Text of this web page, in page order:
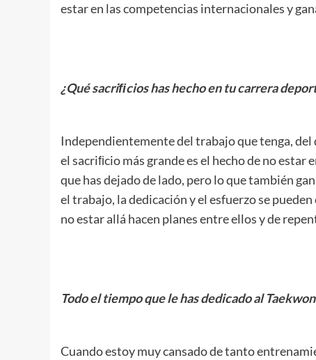
estar en las competencias internacionales y
¿Qué sacriﬁcios has hecho en tu carrera
Independientemente del trabajo que tenga, del
el sacriﬁcio más grande es el hecho de no
que has dejado de lado, pero lo que también
el trabajo, la dedicación y el esfuerzo se
no estar allá hacen planes entre ellos y de
Todo el tiempo que le has dedicado al
Cuando estoy muy cansado de tanto